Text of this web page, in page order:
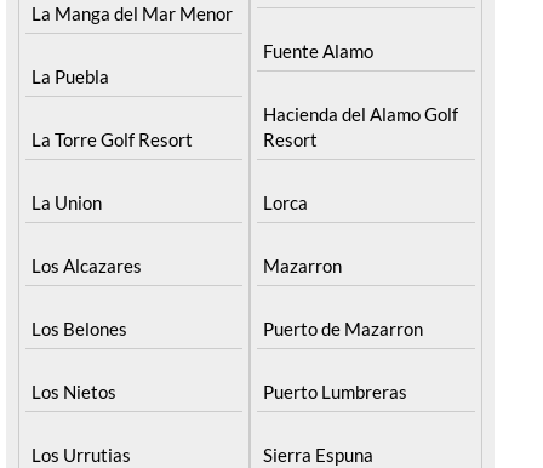
La Manga del Mar Menor
La Puebla
La Torre Golf Resort
La Union
Los Alcazares
Los Belones
Los Nietos
Los Urrutias
Fuente Alamo
Hacienda del Alamo Golf
Resort
Lorca
Mazarron
Puerto de Mazarron
Puerto Lumbreras
Sierra Espuna